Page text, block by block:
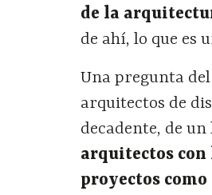
de la
de ahí, lo que es
Una pregunta
arquitectos de
decadente, de
arquitectos con
proyectos como